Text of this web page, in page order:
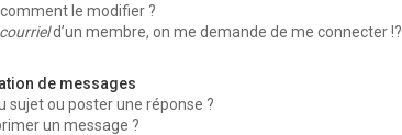
le modifier ?
courrield’un membre, on me demande de me connecter !?
de messages
sujet ou poster une réponse ?
un message ?